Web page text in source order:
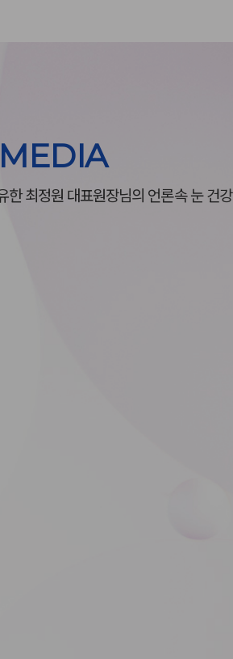
MEDIA
한최정원 대표원장님의 언론속 눈 건